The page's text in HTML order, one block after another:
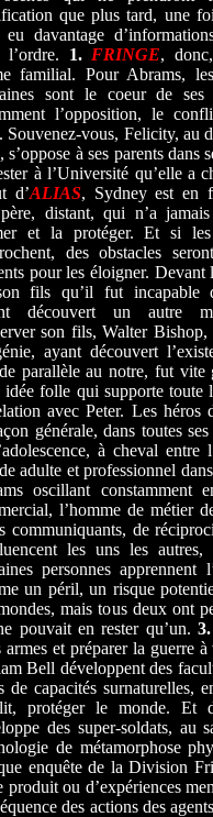
que plus tard, une
eu davantage
l’ordre. 1. FRINGE,
familial. Pour Abrams,
sont le coeur de ses
l’opposition, le
Souvenez-vous, Felicity, au
s’oppose à ses parents dans
à l’Université qu’elle a
d’ALIAS, Sydney est en
distant, qui n’a
et la protéger. Et si
des obstacles
pour les éloigner. Devant
fils qu’il fut incapable
découvert un autre
son fils, Walter Bishop,
ayant découvert
parallèle au notre, fut vite
idée folle qui supporte toute
avec Peter. Les héros
générale, dans toutes
à cheval
adulte et professionnel
oscillant
l’homme de métier
communiquants, de
les uns les autres,
personnes
un péril, un risque
mais tous deux ont
pouvait en rester qu’un. 3.
armes et préparer la guerre
Bell développent des
de capacités surnaturelles,
protéger le monde. Et
des super-soldats,
de métamorphose
enquête de la Division
produit ou d’expériences
des actions des